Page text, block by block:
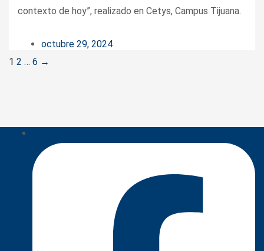
contexto de hoy”, realizado en Cetys, Campus Tijuana.
octubre 29, 2024
Posts
1 2 … 6 →